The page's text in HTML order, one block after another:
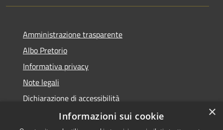
Amministrazione trasparente
Albo Pretorio
Informativa privacy
Note legali
Dichiarazione di accessibilità
×
Informazioni sui cookie